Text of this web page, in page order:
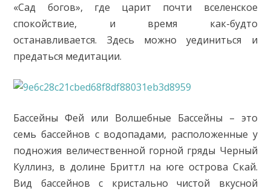
«Сад богов», где царит почти вселенское
спокойствие, и время как-будто
останавливается. Здесь можно уединиться и
предаться медитации.
Бассейны Фей или Волшебные Бассейны – это
семь бассейнов с водопадами, расположенные у
подножия величественной горной гряды Черный
Куллинз, в долине Бриттл на юге острова Скай.
Вид бассейнов с кристально чистой вкусной